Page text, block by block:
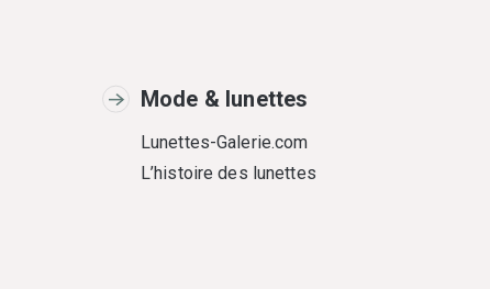
Mode & lunettes
Lunettes-Galerie.com
L’histoire des lunettes